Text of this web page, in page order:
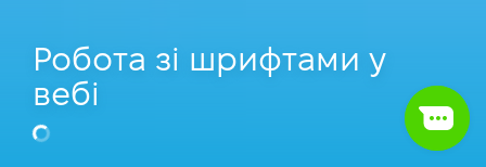
Робота зі шрифтами у
вебі